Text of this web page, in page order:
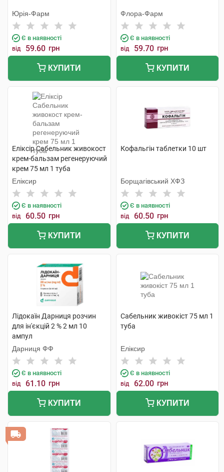
Юрія-Фарм
Є в наявності
від 59.60 грн
КУПИТИ
Флора-Фарм
Є в наявності
від 59.70 грн
КУПИТИ
Еліксір Сабельник живокост
крем-бальзам регенеруючий
крем 75 мл 1 туба
Еліксир
Є в наявності
від 60.50 грн
КУПИТИ
Кофальгін таблетки 10 шт
Борщагівський ХФЗ
Є в наявності
від 60.50 грн
КУПИТИ
Лідокаїн Дарниця розчин
для ін'єкцій 2 % 2 мл 10
ампул
Дарниця ФФ
Є в наявності
від 61.10 грн
КУПИТИ
Сабельник живокіст 75 мл 1
туба
Еліксир
Є в наявності
від 62.00 грн
КУПИТИ